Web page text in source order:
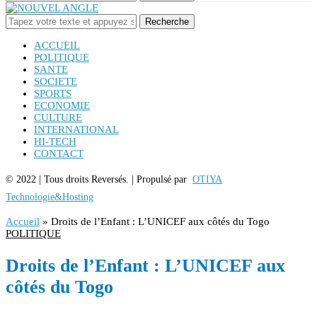
Recherche
ACCUEIL
POLITIQUE
SANTE
SOCIETE
SPORTS
ECONOMIE
CULTURE
INTERNATIONAL
HI-TECH
CONTACT
© 2022 | Tous droits Reversés. | Propulsé par OTIYA
Technologie&Hosting
Accueil » Droits de l’Enfant : L’UNICEF aux côtés du Togo
POLITIQUE
Droits de l’Enfant : L’UNICEF aux
côtés du Togo